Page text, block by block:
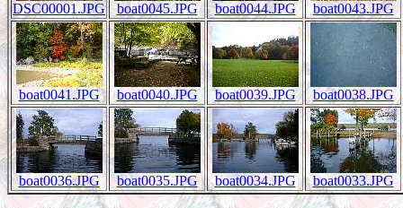
DSC00001.JPG boat0045.JPG boat0044.JPG boat0043.JPG
boat0041.JPG boat0040.JPG boat0039.JPG boat0038.JPG
boat0036.JPG boat0035.JPG boat0034.JPG boat0033.JPG